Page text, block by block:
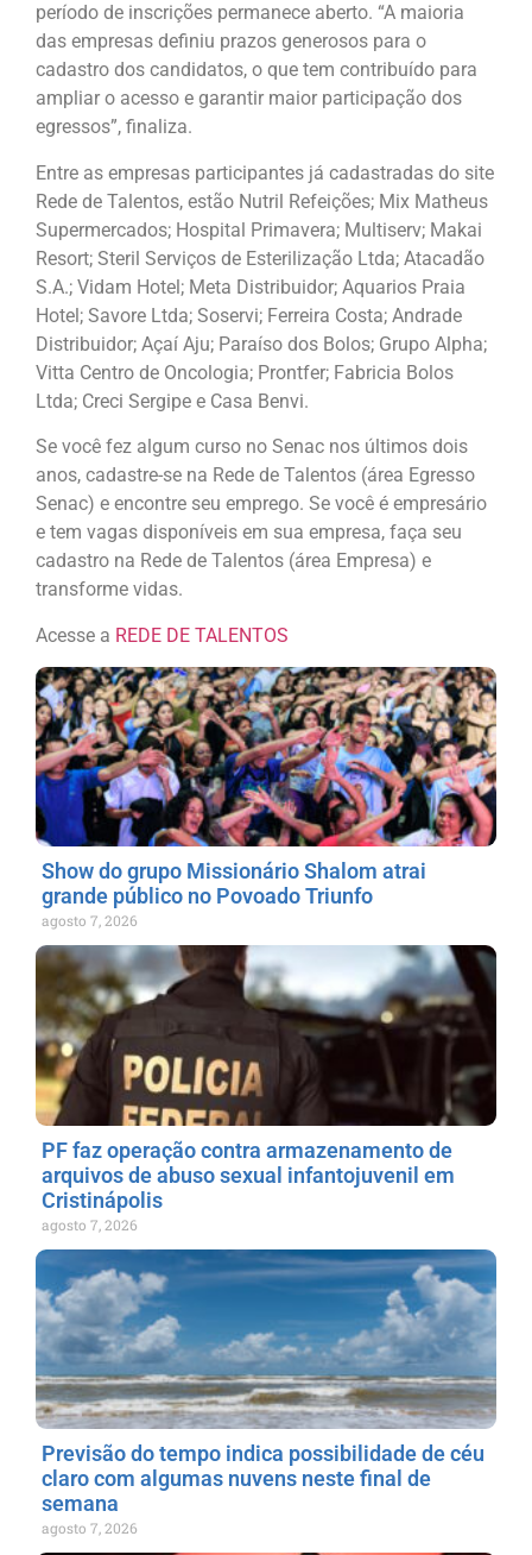
período de inscrições permanece aberto. “A maioria
das empresas definiu prazos generosos para o
cadastro dos candidatos, o que tem contribuído para
ampliar o acesso e garantir maior participação dos
egressos”, finaliza.
Entre as empresas participantes já cadastradas do site
Rede de Talentos, estão Nutril Refeições; Mix Matheus
Supermercados; Hospital Primavera; Multiserv; Makai
Resort; Steril Serviços de Esterilização Ltda; Atacadão
S.A.; Vidam Hotel; Meta Distribuidor; Aquarios Praia
Hotel; Savore Ltda; Soservi; Ferreira Costa; Andrade
Distribuidor; Açaí Aju; Paraíso dos Bolos; Grupo Alpha;
Vitta Centro de Oncologia; Prontfer; Fabricia Bolos
Ltda; Creci Sergipe e Casa Benvi.
Se você fez algum curso no Senac nos últimos dois
anos, cadastre-se na Rede de Talentos (área Egresso
Senac) e encontre seu emprego. Se você é empresário
e tem vagas disponíveis em sua empresa, faça seu
cadastro na Rede de Talentos (área Empresa) e
transforme vidas.
Acesse a REDE DE TALENTOS
Show do grupo Missionário Shalom atrai
grande público no Povoado Triunfo
agosto 7, 2026
PF faz operação contra armazenamento de
arquivos de abuso sexual infantojuvenil em
Cristinápolis
agosto 7, 2026
Previsão do tempo indica possibilidade de céu
claro com algumas nuvens neste final de
semana
agosto 7, 2026